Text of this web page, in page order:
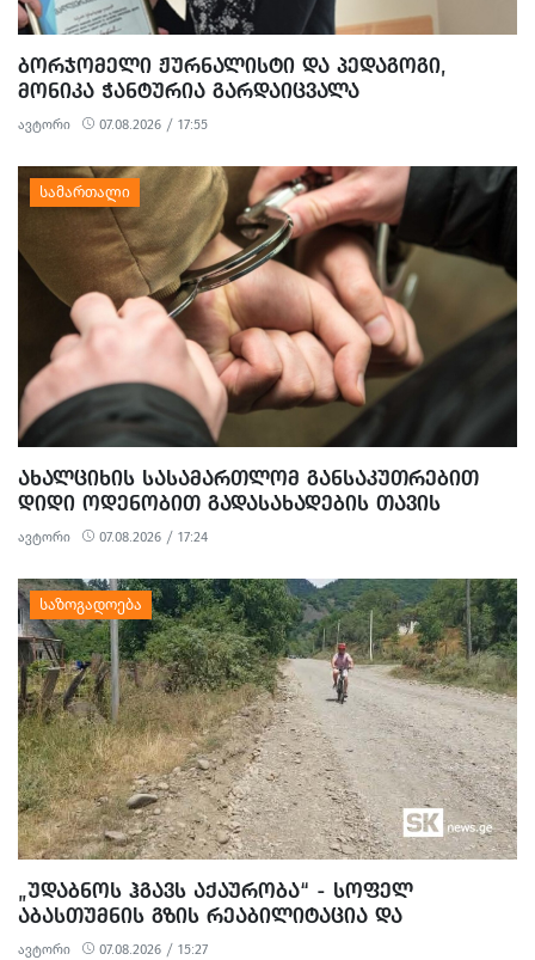
ᲑᲝᲠᲯᲝᲛᲔᲚᲘ ᲟᲣᲠᲜᲐᲚᲘᲡᲢᲘ ᲓᲐ ᲞᲔᲓᲐᲒᲝᲒᲘ,
ᲛᲝᲜᲘᲙᲐ ᲭᲐᲜᲢᲣᲠᲘᲐ ᲒᲐᲠᲓᲐᲘᲪᲕᲐᲚᲐ
ავტორი 07.08.2026 / 17:55
ᲐᲮᲐᲚᲪᲘᲮᲘᲡ ᲡᲐᲡᲐᲛᲐᲠᲗᲚᲝᲛ ᲒᲐᲜᲡᲐᲙᲣᲗᲠᲔᲑᲘᲗ
ᲓᲘᲓᲘ ᲝᲓᲔᲜᲝᲑᲘᲗ ᲒᲐᲓᲐᲡᲐᲮᲐᲓᲔᲑᲘᲡ ᲗᲐᲕᲘᲡ
ᲐᲠᲘᲓᲔᲑᲘᲡ, ᲓᲘᲓᲘ ᲝᲓᲔᲜᲝᲑᲘᲗ ᲗᲐᲦᲚᲘᲗᲝᲑᲘᲡ
ᲛᲪᲓᲔᲚᲝᲑᲘᲡ ᲓᲐ ᲛᲝᲢᲧᲣᲔᲑᲘᲗ ᲥᲝᲜᲔᲑᲠᲘᲕᲘ
ᲓᲐᲖᲘᲐᲜᲔᲑᲘᲡ ᲤᲐᲥᲢᲔᲑᲖᲔ 1 ᲞᲘᲠᲘ ᲓᲐᲛᲜᲐᲨᲐᲕᲔᲓ ᲪᲜᲝ
ავტორი 07.08.2026 / 17:24
„ᲣᲓᲐᲑᲜᲝᲡ ᲰᲒᲐᲕᲡ ᲐᲥᲐᲣᲠᲝᲑᲐ“ - ᲡᲝᲤᲔᲚ
ᲐᲑᲐᲡᲗᲣᲛᲜᲘᲡ ᲒᲖᲘᲡ ᲠᲔᲐᲑᲘᲚᲘᲢᲐᲪᲘᲐ ᲓᲐ
ᲛᲝᲡᲐᲮᲚᲔᲝᲑᲘᲡ ᲞᲠᲝᲢᲔᲡᲢᲘ
ავტორი 07.08.2026 / 15:27